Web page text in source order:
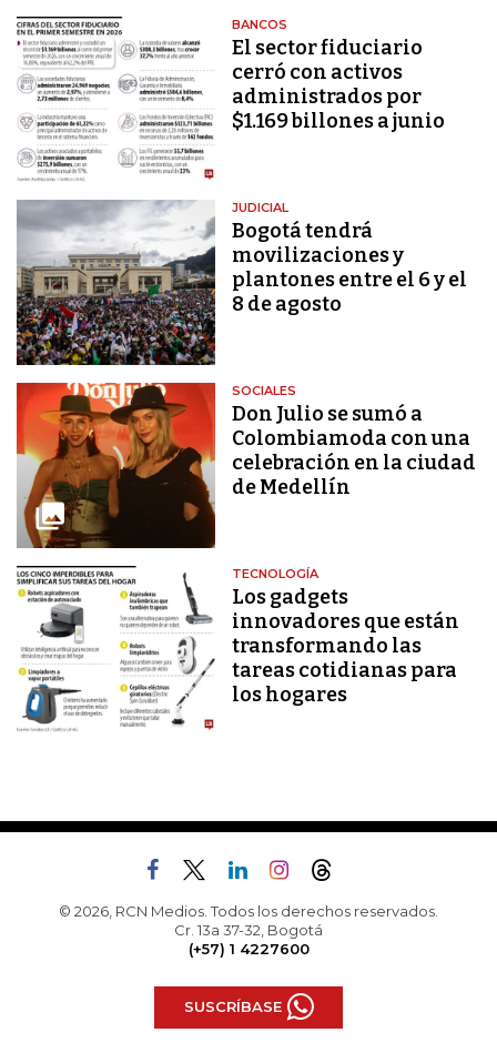
BANCOS
El sector fiduciario
cerró con activos
administrados por
$1.169 billones a junio
JUDICIAL
Bogotá tendrá
movilizaciones y
plantones entre el 6 y el
8 de agosto
SOCIALES
Don Julio se sumó a
Colombiamoda con una
celebración en la ciudad
de Medellín
TECNOLOGÍA
Los gadgets
innovadores que están
transformando las
tareas cotidianas para
los hogares
© 2026, RCN Medios. Todos los derechos reservados.
Cr. 13a 37-32, Bogotá
(+57) 1 4227600
SUSCRÍBASE